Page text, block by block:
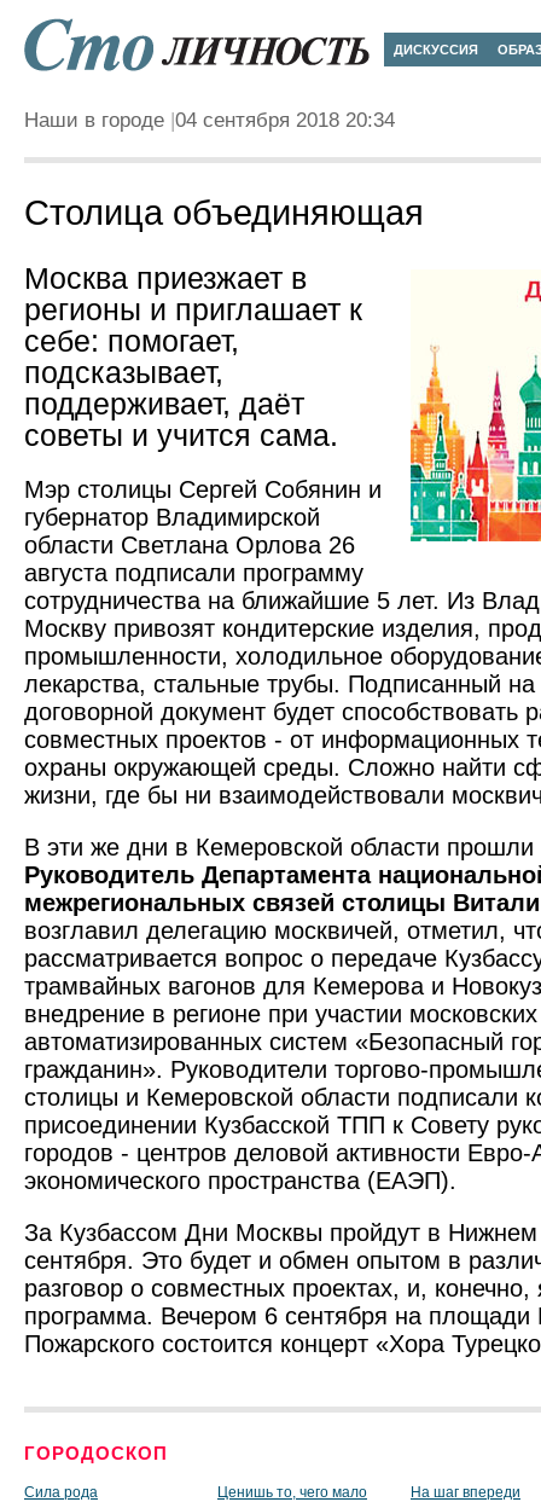
ДИСКУССИЯ
Наши в городе 04 сентября 2018 20:34
Столица объединяющая
Москва приезжает в
регионы и приглашает к
себе: помогает,
подсказывает,
поддерживает, даёт
советы и учится сама.
Мэр столицы Сергей Собянин и
губернатор Владимирской
области Светлана Орлова 26
августа подписали программу
сотрудничества на ближайшие 5 лет. Из
Москву привозят кондитерские изделия,
промышленности, холодильное
лекарства, стальные трубы. Подписанный
договорной документ будет способствовать
совместных проектов - от информационных
охраны окружающей среды. Сложно найти
жизни, где бы ни взаимодействовали
В эти же дни в Кемеровской области
Руководитель Департамента
межрегиональных связей столицы
возглавил делегацию москвичей, отметил,
рассматривается вопрос о передаче
трамвайных вагонов для Кемерова и
внедрение в регионе при участии
автоматизированных систем «Безопасный
гражданин». Руководители торгово-
столицы и Кемеровской области подписали
присоединении Кузбасской ТПП к Совету
городов - центров деловой активности Евро-
экономического пространства (ЕАЭП).
За Кузбассом Дни Москвы пройдут в
сентября. Это будет и обмен опытом в
разговор о совместных проектах, и, конечно,
программа. Вечером 6 сентября на
Пожарского состоится концерт «Хора
ГОРОДОСКОП
Сила рода Ценишь то, чего мало На шаг впереди